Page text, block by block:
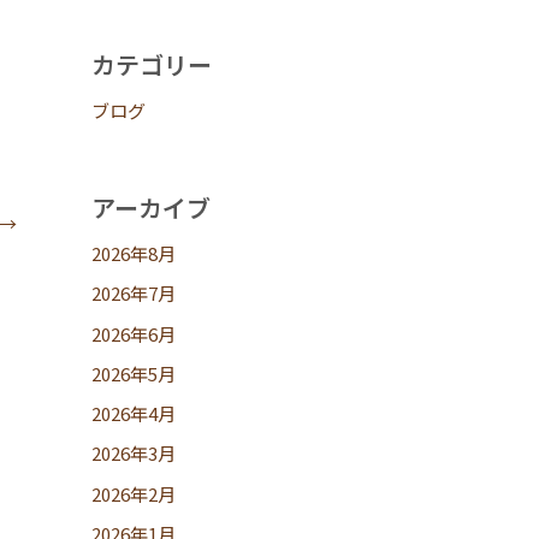
→
カテゴリー
ブログ
アーカイブ
2026年8月
2026年7月
2026年6月
2026年5月
2026年4月
2026年3月
2026年2月
2026年1月